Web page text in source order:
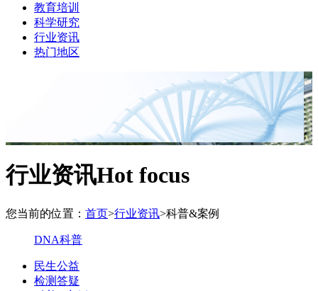
教育培训
科学研究
行业资讯
热门地区
行业资讯Hot focus
您当前的位置： 首页>行业资讯>科普&案例
DNA科普
民生公益
检测答疑